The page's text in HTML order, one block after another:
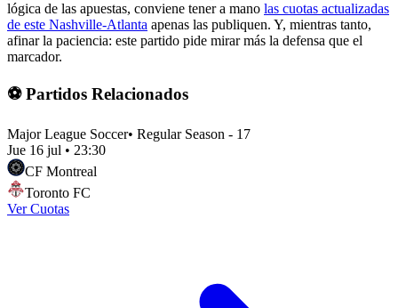
lógica de las apuestas, conviene tener a mano las cuotas actualizadas
de este Nashville-Atlanta apenas las publiquen. Y, mientras tanto,
afinar la paciencia: este partido pide mirar más la defensa que el
marcador.
⚽ Partidos Relacionados
Major League Soccer• Regular Season - 17
Jue 16 jul • 23:30
CF Montreal
Toronto FC
Ver Cuotas